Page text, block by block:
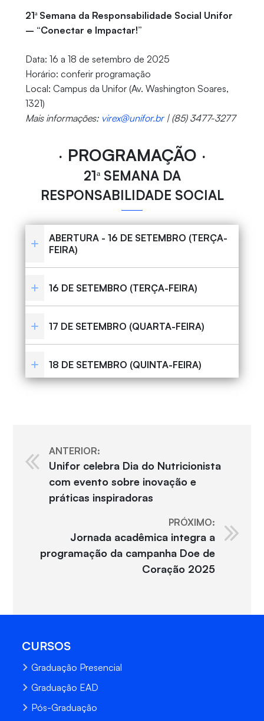
21ª Semana da Responsabilidade Social Unifor
– “Conectar e Impactar!”
Data: 16 a 18 de setembro de 2025
Horário: conferir programação
Local: Campus da Unifor (Av. Washington Soares,
1321)
Mais informações: virex@unifor.br| (85) 3477-3277
‧ PROGRAMAÇÃO ‧
21ª SEMANA DA
RESPONSABILIDADE SOCIAL
ABERTURA - 16 DE SETEMBRO (TERÇA-
FEIRA)
16 DE SETEMBRO (TERÇA-FEIRA)
17 DE SETEMBRO (QUARTA-FEIRA)
18 DE SETEMBRO (QUINTA-FEIRA)
ANTERIOR:
Unifor celebra Dia do Nutricionista
com evento sobre inovação e
práticas inspiradoras
PRÓXIMO:
Jornada acadêmica integra a
programação da campanha Doe de
Coração 2025
CURSOS
Graduação Presencial
Graduação EAD
Pós-Graduação